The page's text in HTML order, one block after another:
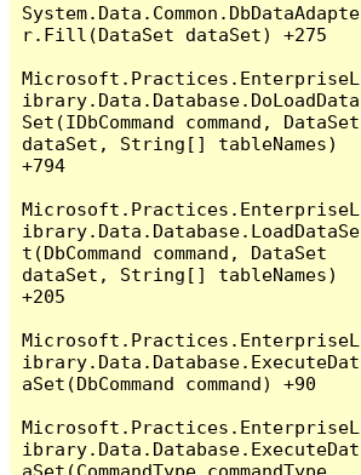
System.Data.Common.DbDataAdapte
r.Fill(DataSet dataSet) +275
Microsoft.Practices.EnterpriseL
ibrary.Data.Database.DoLoadData
Set(IDbCommand command, DataSet
dataSet, String[] tableNames)
+794
Microsoft.Practices.EnterpriseL
ibrary.Data.Database.LoadDataSe
t(DbCommand command, DataSet
dataSet, String[] tableNames)
+205
Microsoft.Practices.EnterpriseL
ibrary.Data.Database.ExecuteDat
aSet(DbCommand command) +90
Microsoft.Practices.EnterpriseL
ibrary.Data.Database.ExecuteDat
aSet(CommandType commandType,